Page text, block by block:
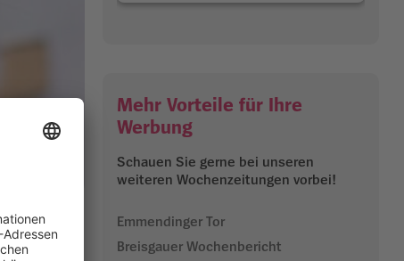
Mehr Vorteile für Ihre
Werbung
Schauen Sie gerne bei unseren
weiteren Wochenzeitungen vorbei!
Emmendinger Tor
Breisgauer Wochenbericht